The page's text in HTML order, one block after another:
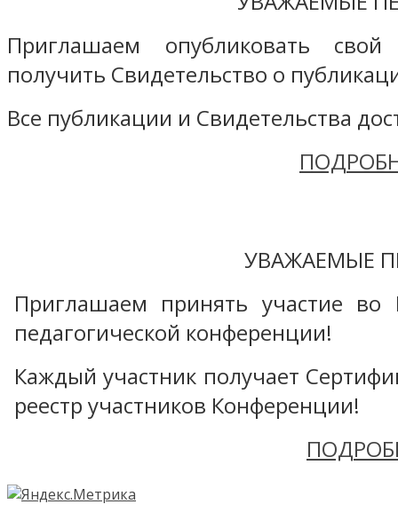
Приглашаем опубликовать
получить Свидетельство о
Все публикации и Свидетельства
УВАЖАЕМЫЕ
Приглашаем принять участие во
педагогической конференции!
Каждый участник получает
реестр участников Конференции!